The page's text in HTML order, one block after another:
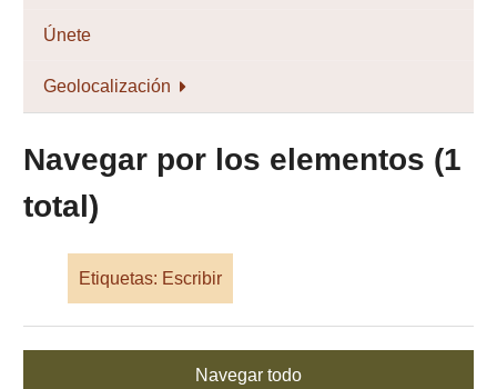
Únete
Geolocalización
Navegar por los elementos (1
total)
Etiquetas: Escribir
Navegar todo